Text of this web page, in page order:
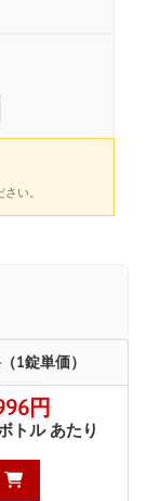
い。
1錠単価）
円
トル あたり